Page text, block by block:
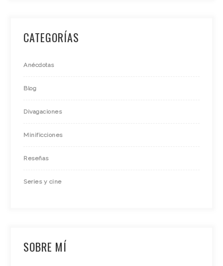
CATEGORÍAS
Anécdotas
Blog
Divagaciones
Minificciones
Reseñas
Series y cine
SOBRE MÍ